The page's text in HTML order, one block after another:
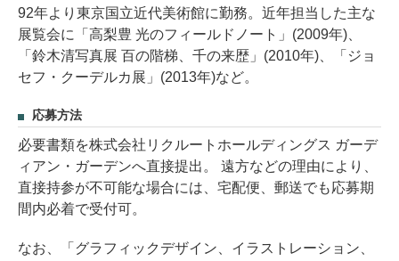
92年より東京国立近代美術館に勤務。近年担当した主な
展覧会に「高梨豊 光のフィールドノート」(2009年)、
「鈴木清写真展 百の階梯、千の来歴」(2010年)、「ジョ
セフ・クーデルカ展」(2013年)など。
応募方法
必要書類を株式会社リクルートホールディングス ガーデ
ィアン・ガーデンへ直接提出。 遠方などの理由により、
直接持参が不可能な場合には、宅配便、郵送でも応募期
間内必着で受付可。
なお、「グラフィックデザイン、イラストレーション、